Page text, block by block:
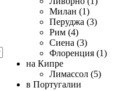
Милан (1)
Перуджа (3)
Рим (4)
Сиена (3)
Флоренция (1)
на Кипре
Лимассол (5)
в Португалии